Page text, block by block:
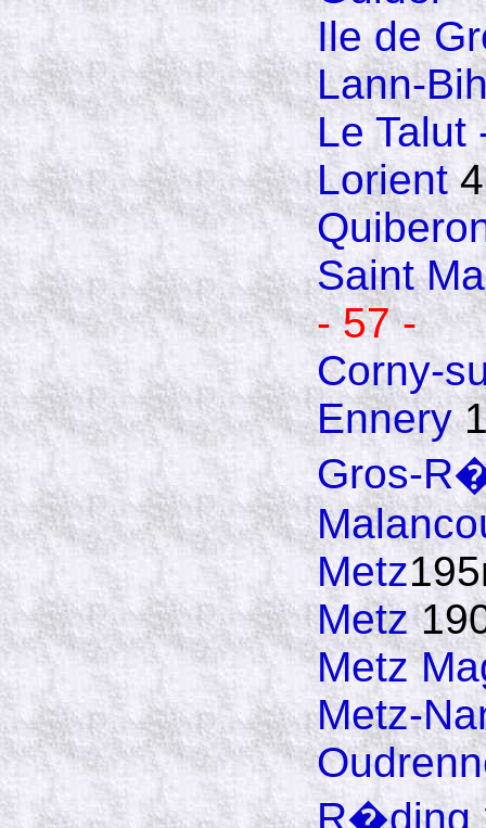
Ile de
Lann-
Le Talut
Lorient
Saint
- 57 -
Corny-
Ennery
Gros-
Metz
Metz
Metz
Metz-
R�ding